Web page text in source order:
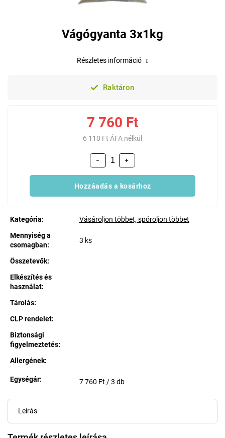
Vágógyanta 3x1kg
Raktáron
7 760 Ft
6 110 Ft ÁFA nélkül
+
−
Hozzáadás a kosárhoz
Kategória:
Vásároljon többet, spóroljon többet
Mennyiség a
csomagban:
3 ks
Összetevők:
Elkészítés és
használat:
Tárolás:
CLP rendelet:
Biztonsági
figyelmeztetés:
Allergének:
Egységár: Egységár:
7 760 Ft / 3 db
Részletes információ
Leírás